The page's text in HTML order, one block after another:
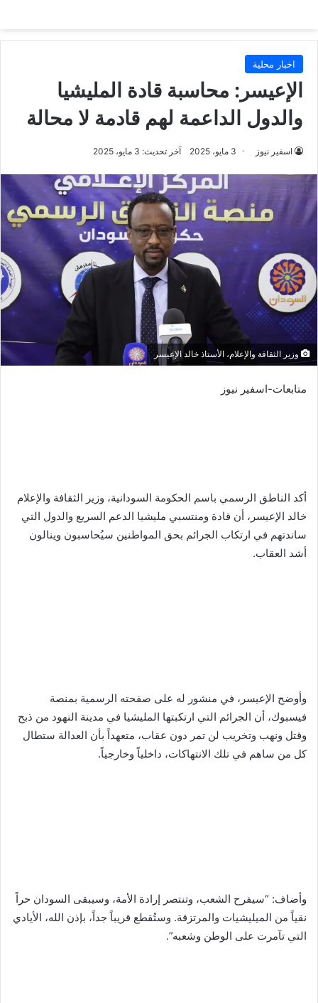
اخبار محلية
الإعيسر: محاسبة قادة المليشيا
والدول الداعمة لهم قادمة لا محالة
اسفير نيوز 3 مايو، 2025 آخر تحديث: 3 مايو، 2025
وزير الثقافة والإعلام، الأستاذ خالد الإعيسر
متابعات-اسفير نيوز
أكد الناطق الرسمي باسم الحكومة السودانية، وزير الثقافة والإعلام
خالد الإعيسر، أن قادة ومنتسبي مليشيا الدعم السريع والدول التي
ساندتهم في ارتكاب الجرائم بحق المواطنين سيُحاسبون وينالون
أشد العقاب.
وأوضح الإعيسر، في منشور له على صفحته الرسمية بمنصة
فيسبوك، أن الجرائم التي ارتكبتها المليشيا في مدينة النهود من ذبح
وقتل ونهب وتخريب لن تمر دون عقاب، متعهداً بأن العدالة ستطال
كل من ساهم في تلك الانتهاكات، داخلياً وخارجياً.
وأضاف: “سيفرح الشعب، وتنتصر إرادة الأمة، وسيبقى السودان حراً
نقياً من الميليشيات والمرتزقة. وستُقطع قريباً جداً، بإذن الله، الأيادي
التي تآمرت على الوطن وشعبه”.